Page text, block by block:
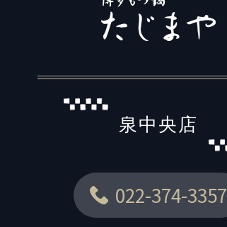
泉中央店
022-374-3357